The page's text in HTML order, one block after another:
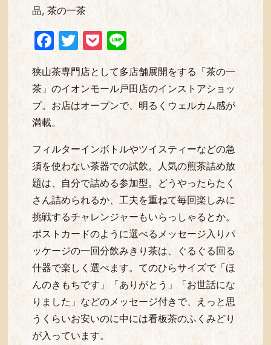
品, 茶の一茶
Facebook
Twitter
Pocket
Line
狭山茶専門店として多店舗展開をする「茶の一
茶」のイオンモール戸田店のインストアショッ
プ。お店はオープンで、明るくウェルカム感が
満載。
フィルターインボトルやツイスティーなどの急
須を使わない茶器での試飲。人気の煎茶詰め放
題は、自分で詰める参加型。どうやったらたく
さん詰められるか、工夫を重ねて毎回楽しみに
挑戦するチャレンジャーもいらっしゃるとか。
ポストカードのように選べるメッセージ入りパ
ッケージの一回分飲みきり茶は、ぐるぐる回る
什器で楽しく選べます。てのひらサイズで「ほ
んのきもちです」「ありがとう」「お世話にな
りました」などのメッセージ付きで、えっと思
うくらいお安いのに中には看板茶のふくみどり
が入っています。